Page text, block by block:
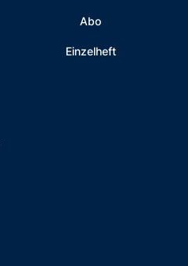
Abo
Einzelheft